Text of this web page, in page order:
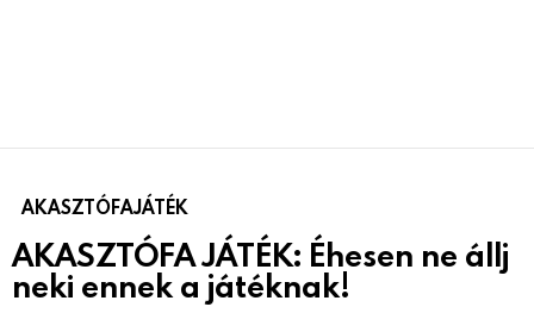
AKASZTÓFAJÁTÉK
AKASZTÓFA JÁTÉK: Éhesen ne állj
neki ennek a játéknak!